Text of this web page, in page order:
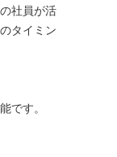
社員が活
タイミン
です。